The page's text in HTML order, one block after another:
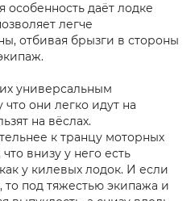
особенность даёт лодке
легче
отбивая брызги в стороны
универсальным
они легко идут на
на вёслах.
к транцу моторных
внизу у него есть
у килевых лодок. И если
то под тяжестью экипажа и